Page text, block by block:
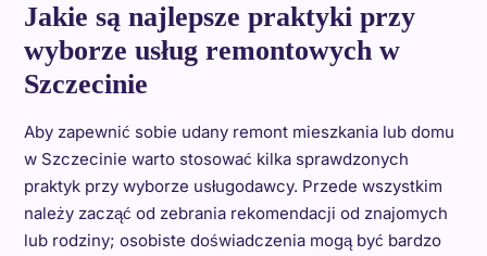
Jakie są najlepsze praktyki przy
wyborze usług remontowych w
Szczecinie
Aby zapewnić sobie udany remont mieszkania lub domu
w Szczecinie warto stosować kilka sprawdzonych
praktyk przy wyborze usługodawcy. Przede wszystkim
należy zacząć od zebrania rekomendacji od znajomych
lub rodziny; osobiste doświadczenia mogą być bardzo